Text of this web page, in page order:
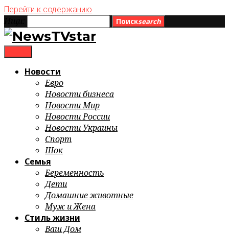
Перейти к содержанию
Поискsearch
Новости
Евро
Новости бизнеса
Новости Мир
Новости России
Новости Украины
Спорт
Шок
Семья
Беременность
Дети
Домашние животные
Муж и Жена
Стиль жизни
Ваш Дом